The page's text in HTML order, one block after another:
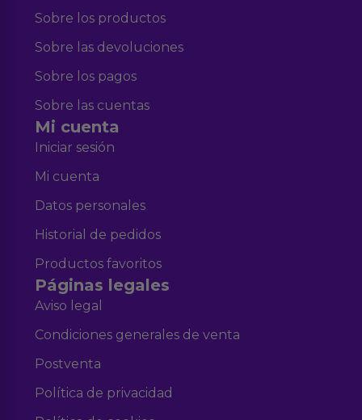
Sobre los productos
Sobre las devoluciones
Sobre los pagos
Sobre las cuentas
Mi cuenta
Iniciar sesión
Mi cuenta
Datos personales
Historial de pedidos
Productos favoritos
Páginas legales
Aviso legal
Condiciones generales de venta
Postventa
Política de privacidad